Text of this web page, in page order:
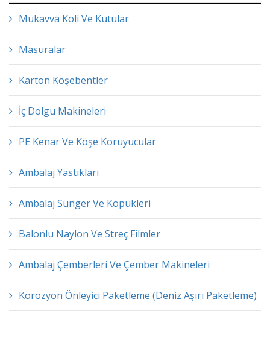
Mukavva Koli Ve Kutular
Masuralar
Karton Köşebentler
İç Dolgu Makineleri
PE Kenar Ve Köşe Koruyucular
Ambalaj Yastıkları
Ambalaj Sünger Ve Köpükleri
Balonlu Naylon Ve Streç Filmler
Ambalaj Çemberleri Ve Çember Makineleri
Korozyon Önleyici Paketleme (Deniz Aşırı Paketleme)